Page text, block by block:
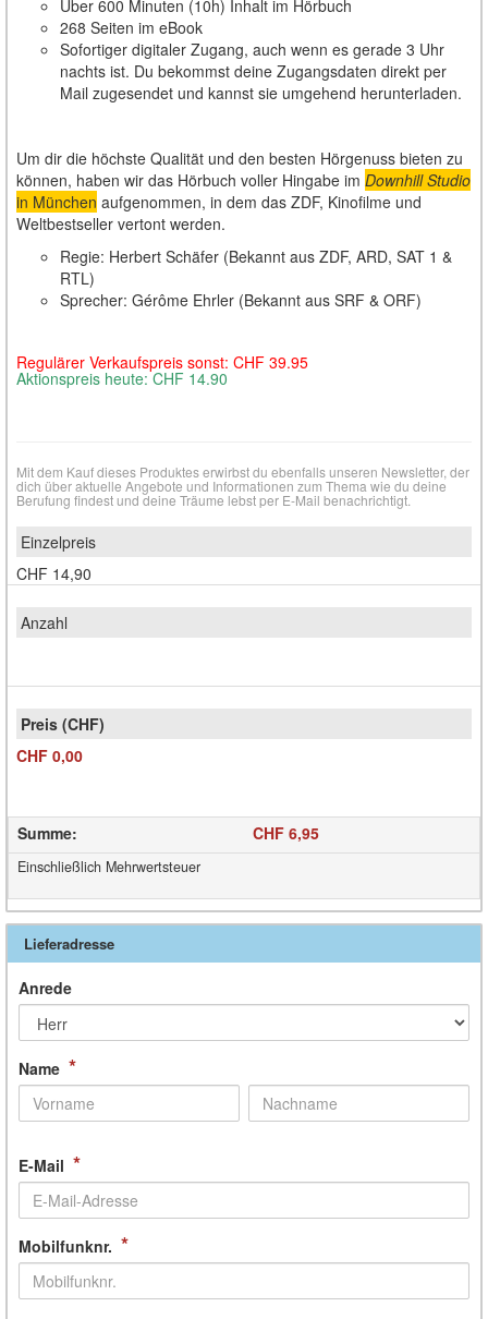
Über 600 Minuten (10h) Inhalt im Hörbuch
268 Seiten im eBook
Sofortiger digitaler Zugang, auch wenn es gerade 3 Uhr
nachts ist. Du bekommst deine Zugangsdaten direkt per
Mail zugesendet und kannst sie umgehend herunterladen.
Um dir die höchste Qualität und den besten Hörgenuss bieten zu
können, haben wir das Hörbuch voller Hingabe im Downhill Studio
in München aufgenommen, in dem das ZDF, Kinofilme und
Weltbestseller vertont werden.
Regie: Herbert Schäfer (Bekannt aus ZDF, ARD, SAT 1 &
RTL)
Sprecher: Gérôme Ehrler (Bekannt aus SRF & ORF)
Regulärer Verkaufspreis sonst: CHF 39.95
Aktionspreis heute: CHF 14.90
Mit dem Kauf dieses Produktes erwirbst du ebenfalls unseren Newsletter, der
dich über aktuelle Angebote und Informationen zum Thema wie du deine
Berufung findest und deine Träume lebst per E-Mail benachrichtigt.
CHF 14,90
CHF 0,00
Summe: CHF 6,95
Einschließlich Mehrwertsteuer
Lieferadresse
Anrede
Name *
E-Mail *
Mobilfunknr. *